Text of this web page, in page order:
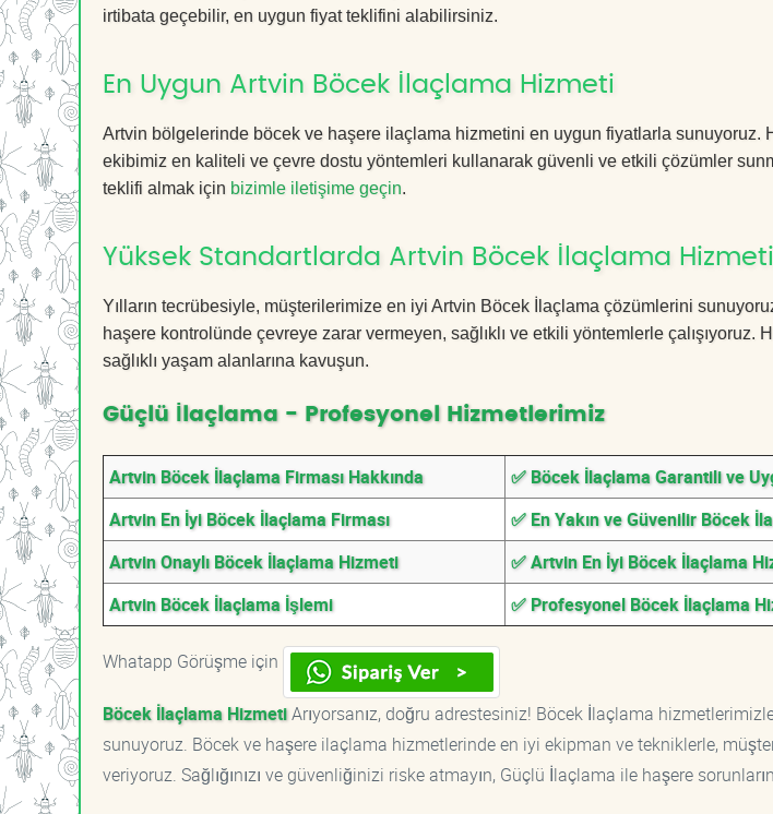
irtibata geçebilir, en uygun fiyat teklifini alabilirsiniz.
En Uygun Artvin Böcek İlaçlama Hizmeti
Artvin bölgelerinde böcek ve haşere ilaçlama hizmetini en uygun fiyatlarla sunuyoruz.
ekibimiz en kaliteli ve çevre dostu yöntemleri kullanarak güvenli ve etkili çözümler
teklifi almak için bizimle iletişime geçin.
Yüksek Standartlarda Artvin Böcek İlaçlama Hizmeti
Yılların tecrübesiyle, müşterilerimize en iyi Artvin Böcek İlaçlama çözümlerini
haşere kontrolünde çevreye zarar vermeyen, sağlıklı ve etkili yöntemlerle çalışıyoruz.
sağlıklı yaşam alanlarına kavuşun.
Güçlü İlaçlama - Profesyonel Hizmetlerimiz
Artvin Böcek İlaçlama Firması Hakkında
✅ Böcek İlaçlama Garantili ve
Artvin En İyi Böcek İlaçlama Firması
✅ En Yakın ve Güvenilir Böcek
Artvin Onaylı Böcek İlaçlama Hizmeti
✅ Artvin En İyi Böcek İlaçlama
Artvin Böcek İlaçlama İşlemi
✅ Profesyonel Böcek İlaçlama
Whatapp Görüşme için
Böcek İlaçlama HizmetiArıyorsanız, doğru adrestesiniz! Böcek İlaçlama
sunuyoruz. Böcek ve haşere ilaçlama hizmetlerinde en iyi ekipman ve tekniklerle,
veriyoruz. Sağlığınızı ve güvenliğinizi riske atmayın, Güçlü İlaçlama ile haşere